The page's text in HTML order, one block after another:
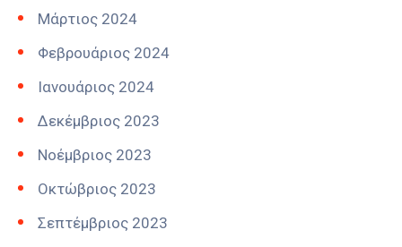
Μάρτιος 2024
Φεβρουάριος 2024
Ιανουάριος 2024
Δεκέμβριος 2023
Νοέμβριος 2023
Οκτώβριος 2023
Σεπτέμβριος 2023